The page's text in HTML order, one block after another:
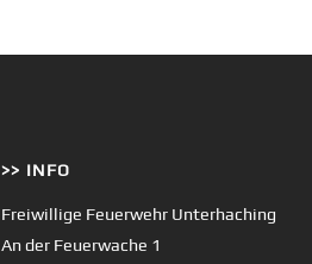
>> INFO
Freiwillige Feuerwehr Unterhaching
An der Feuerwache 1